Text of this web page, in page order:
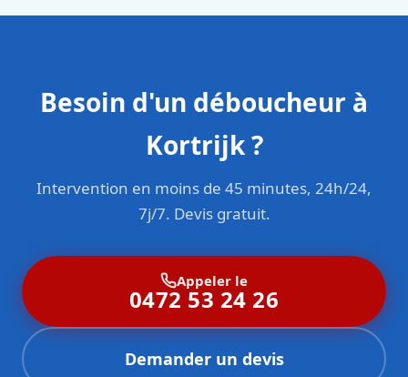
Besoin d'un déboucheur à
Kortrijk ?
Intervention en moins de 45 minutes, 24h/24,
7j/7. Devis gratuit.
Appeler le
0472 53 24 26
Demander un devis